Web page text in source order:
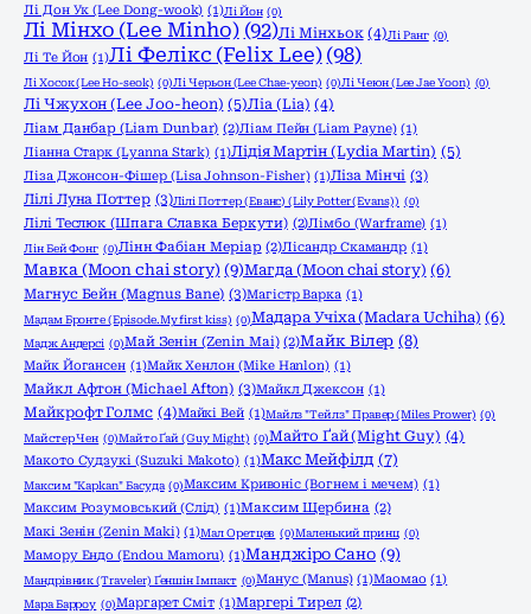
Лі Дон Ук (Lee Dong-wook) (1)Лі Йон (0)
Лі Мінхо (Lee Minho) (92)Лі Мінхьок (4)Лі Ранг (0)
Лі Те Йон (1)Лі Фелікс (Felix Lee) (98)
Лі Хосок (Lee Ho-seok) (0)Лі Черьон (Lee Chae-yeon) (0)Лі Чеюн (Lee Jae Yoon) (0)
Лі Чжухон (Lee Joo-heon) (5)Ліа (Lia) (4)
Ліам Данбар (Liam Dunbar) (2)Ліам Пейн (Liam Payne) (1)
Ліанна Старк (Lyanna Stark) (1)Лідія Мартін (Lydia Martin) (5)
Ліза Джонсон-Фішер (Lisa Johnson-Fisher) (1)Ліза Мінчі (3)
Лілі Луна Поттер (3)Лілі Поттер (Еванс) (Lily Potter (Evans)) (0)
Лілі Теслюк (Шпага Славка Беркути) (2)Лімбо (Warframe) (1)
Лін Бей Фонг (0)Лінн Фабіан Меріар (2)Лісандр Скамандр (1)
Мавка (Moon chai story) (9)Магда (Moon chai story) (6)
Магнус Бейн (Magnus Bane) (3)Магістр Варка (1)
Мадам Бронте (Episode.My first kiss) (0)Мадара Учіха (Madara Uchiha) (6)
Мадж Андерсі (0)Май Зенін (Zenin Mai) (2)Майк Вілер (8)
Майк Йогансен (1)Майк Хенлон (Mike Hanlon) (1)
Майкл Афтон (Michael Afton) (3)Майкл Джексон (1)
Майкрофт Голмс (4)Майкі Вей (1)Майлз "Тейлз" Правер (Miles Prower) (0)
Майстер Чен (0)Майто Ґай (Guy Might) (0)Майто Ґай (Might Guy) (4)
Макото Судзукі (Suzuki Makoto) (1)Макс Мейфілд (7)
Максим "Kapkan" Басуда (0)Максим Кривоніс (Вогнем і мечем) (1)
Максим Розумовський (Слід) (1)Максим Щербина (2)
Макі Зенін (Zenin Maki) (1)Мал Оретцев (0)Маленький принц (0)
Мамору Ендо (Endou Mamoru) (1)Манджіро Сано (9)
Мандрівник (Traveler) Ґеншін Імпакт (0)Манус (Manus) (1)Маомао (1)
Мара Барроу (0)Маргарет Сміт (1)Маргері Тирел (2)